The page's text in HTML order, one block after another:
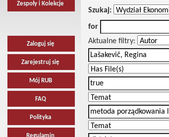
Zespoły i Kolekcje
Zaloguj się
Zarejestruj się
Mój RUB
FAQ
Polityka
Szukaj:
for
Aktualne filtry: